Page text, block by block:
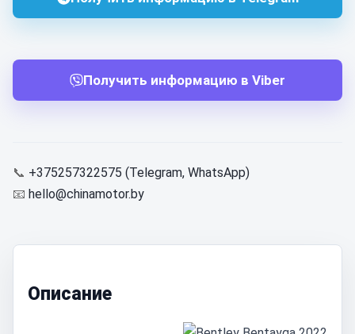
Получить информацию в Viber
📞 +375257322575 (Telegram, WhatsApp)
📧 hello@chinamotor.by
Описание